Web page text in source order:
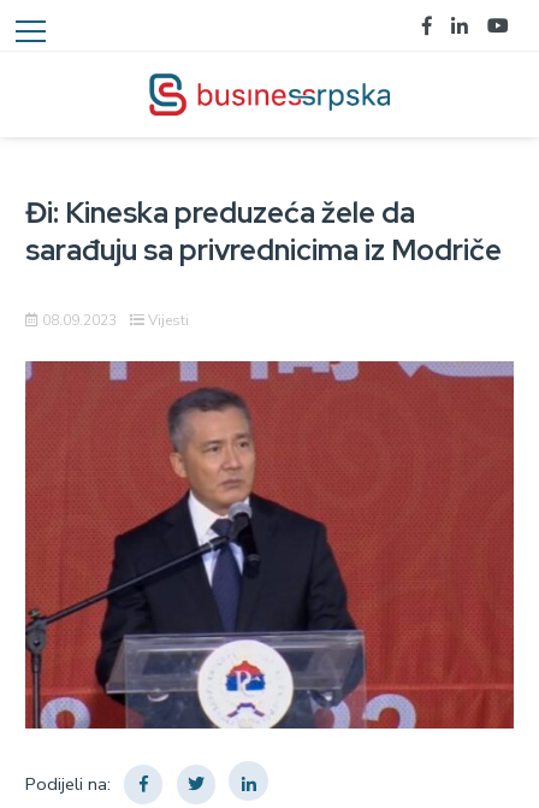
Đi: Kineska preduzeća žele da
sarađuju sa privrednicima iz Modriče
08.09.2023 Vijesti
Podijeli na: